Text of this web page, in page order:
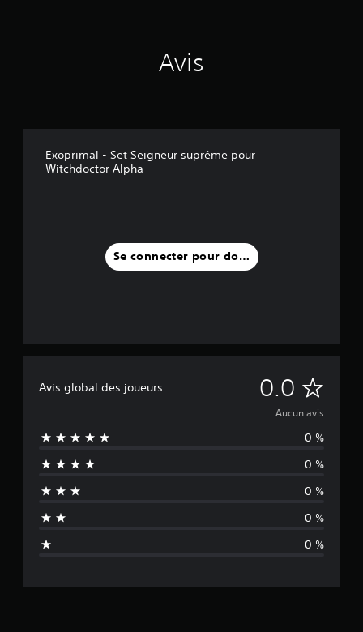
Avis
Exoprimal - Set Seigneur suprême pour
Witchdoctor Alpha
Se connecter pour donner un avis
Avis global des joueurs 0.0 A
u
c
u
a
i
Aucun avis
0 %
0 %
0 %
0 %
0 %